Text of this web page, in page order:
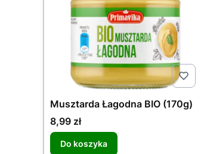
Musztarda Łagodna BIO (170g)
Cena
8,99 zł
Do koszyka